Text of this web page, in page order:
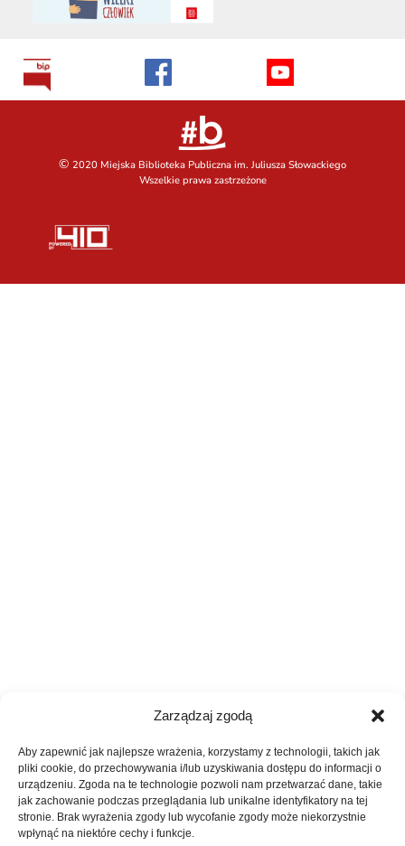
Zarządzaj zgodą
Aby zapewnić jak najlepsze wrażenia, korzystamy z technologii, takich jak
pliki cookie, do przechowywania i/lub uzyskiwania dostępu do informacji o
urządzeniu. Zgoda na te technologie pozwoli nam przetwarzać dane, takie
jak zachowanie podczas przeglądania lub unikalne identyfikatory na tej
stronie. Brak wyrażenia zgody lub wycofanie zgody może niekorzystnie
wpłynąć na niektóre cechy i funkcje.